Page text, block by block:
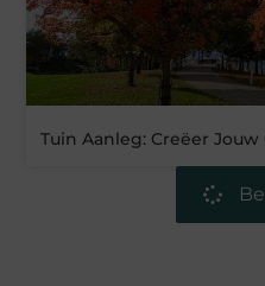
Tuin Aanleg: Creëer Jouw